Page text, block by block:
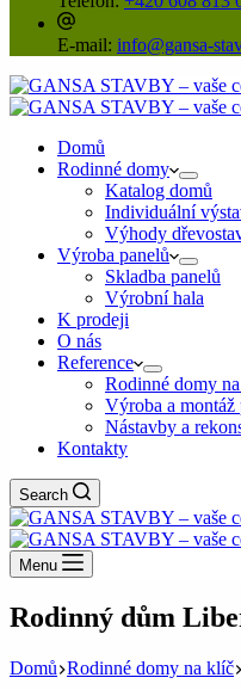
E-mail: info@gansa-
Domů
Rodinné domy
Katalog domů
Individuální
Výhody
Výroba panelů
Skladba panelů
Výrobní hala
K prodeji
O nás
Reference
Rodinné domy
Výroba a montáž
Nástavby a
Kontakty
Search
Menu
Rodinný dům
Domů Rodinné domy na klíč